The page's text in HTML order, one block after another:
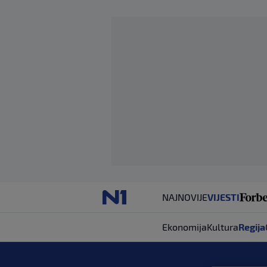
NAJNOVIJEVIJESTI
EkonomijaKulturaRegija